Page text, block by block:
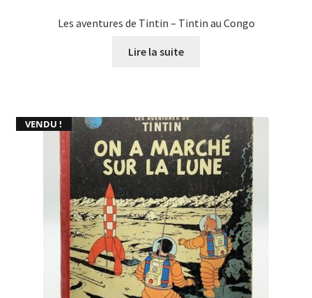
Les aventures de Tintin – Tintin au Congo
Lire la suite
VENDU !